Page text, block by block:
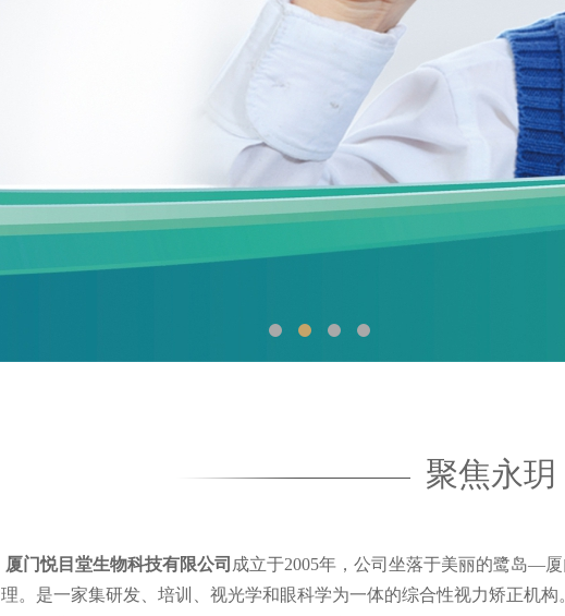
聚焦永玥
厦门悦目堂生物科技有限公司 成立于2005年，公司坐落于美丽的鹭岛—
理。是一家集研发、培训、视光学和眼科学为一体的综合性视力矫正机